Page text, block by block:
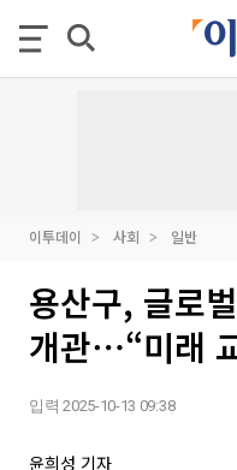
이투데이 사회 일반
용산구, 글로
개관⋯“미래
입력 2025-10-13 09:38
윤희성 기자